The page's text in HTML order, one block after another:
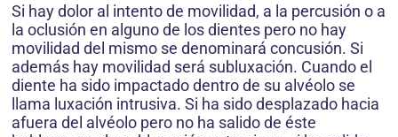
Si hay dolor al intento de movilidad, a la percusión o a
la oclusión en alguno de los dientes pero no hay
movilidad del mismo se denominará concusión. Si
además hay movilidad será subluxación. Cuando el
diente ha sido impactado dentro de su alvéolo se
llama luxación intrusiva. Si ha sido desplazado hacia
afuera del alvéolo pero no ha salido de éste